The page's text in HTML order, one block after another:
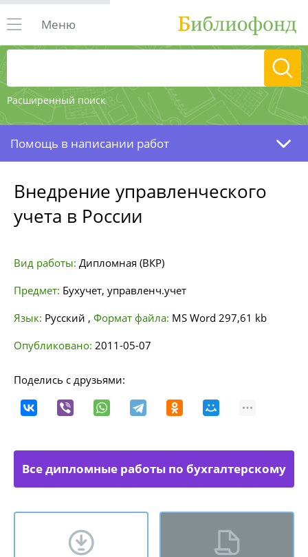
Расширенный поиск
Меню
Помощь в написании работ
Внедрение управленческого
учета в России
Вид работы: Дипломная (ВКР)
Предмет: Бухучет, управленч.учет
Язык: Русский , Формат файла: MS Word 297,61 kb
Опубликовано: 2011-05-07
Поделись с друзьями:
Все дипломные работы по бухгалтерскому